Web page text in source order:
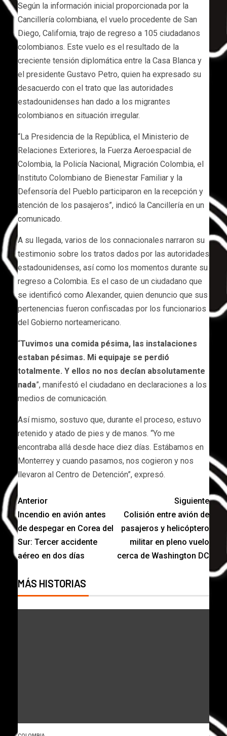
Según la información inicial proporcionada por la
Cancillería colombiana, el vuelo procedente de San
Diego, California, trajo de regreso a 105 ciudadanos
colombianos. Este vuelo es el resultado de la
creciente tensión diplomática entre la Casa Blanca y
el presidente Gustavo Petro, quien ha expresado su
desacuerdo con el trato que las autoridades
estadounidenses han dado a los migrantes
colombianos en situación irregular.
“La Presidencia de la República, el Ministerio de
Relaciones Exteriores, la Fuerza Aeroespacial de
Colombia, la Policía Nacional, Migración Colombia, el
Instituto Colombiano de Bienestar Familiar y la
Defensoría del Pueblo participaron en la recepción y
atención de los pasajeros”, indicó la Cancillería en un
comunicado.
A su llegada, varios de los connacionales narraron su
testimonio sobre los tratos dados por las autoridades
estadounidenses, así como los momentos durante su
regreso a Colombia. Es el caso de un ciudadano que
se identificó como Alexander, quien denuncio que sus
pertenencias fueron confiscadas por los funcionarios
del Gobierno norteamericano.
“Tuvimos una comida pésima, las instalaciones
estaban pésimas. Mi equipaje se perdió
totalmente. Y ellos no nos decían absolutamente
nada”, manifestó el ciudadano en declaraciones a los
medios de comunicación.
Así mismo, sostuvo que, durante el proceso, estuvo
retenido y atado de pies y de manos. “Yo me
encontraba allá desde hace diez días. Estábamos en
Monterrey y cuando pasamos, nos cogieron y nos
llevaron al Centro de Detención”, expresó.
Anterior
Incendio en avión antes
de despegar en Corea del
Sur: Tercer accidente
aéreo en dos días
Siguiente
Colisión entre avión de
pasajeros y helicóptero
militar en pleno vuelo
cerca de Washington DC
MÁS HISTORIAS